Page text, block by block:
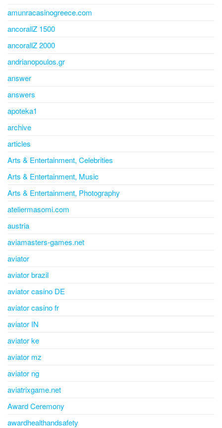
amunracasinogreece.com
ancorallZ 1500
ancorallZ 2000
andrianopoulos.gr
answer
answers
apoteka1
archive
articles
Arts & Entertainment, Celebrities
Arts & Entertainment, Music
Arts & Entertainment, Photography
ateliermasomi.com
austria
aviamasters-games.net
aviator
aviator brazil
aviator casino DE
aviator casino fr
aviator IN
aviator ke
aviator mz
aviator ng
aviatrixgame.net
Award Ceremony
awardhealthandsafety